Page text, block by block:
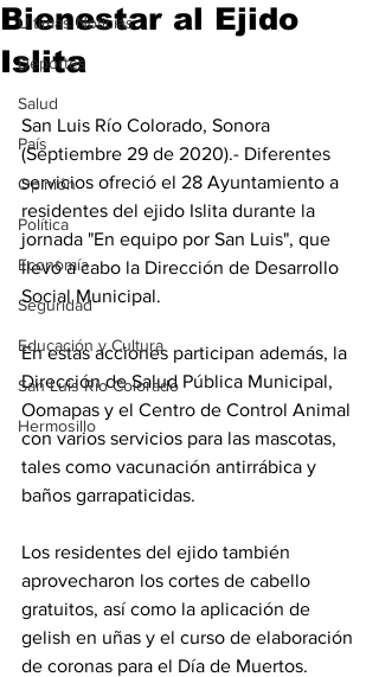
Ultimas Noticias
Deportes
Salud
País
Opinión
Política
Economía
Seguridad
Educación y Cultura
San Luis Río Colorado
Hermosillo
Bienestar al Ejido
Islita
San Luis Río Colorado, Sonora
(Septiembre 29 de 2020).- Diferentes
servicios ofreció el 28 Ayuntamiento a
residentes del ejido Islita durante la
jornada "En equipo por San Luis", que
llevó a cabo la Dirección de Desarrollo
Social Municipal.
En estas acciones participan además, la
Dirección de Salud Pública Municipal,
Oomapas y el Centro de Control Animal
con varios servicios para las mascotas,
tales como vacunación antirrábica y
baños garrapaticidas.
Los residentes del ejido también
aprovecharon los cortes de cabello
gratuitos, así como la aplicación de
gelish en uñas y el curso de elaboración
de coronas para el Día de Muertos.